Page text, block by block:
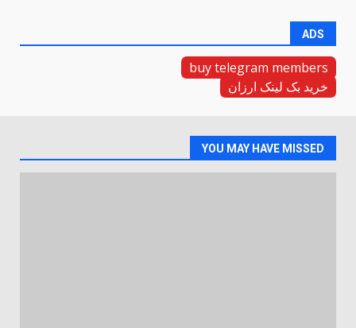
ADS
buy telegram members
خرید بک لینک ارزان
YOU MAY HAVE MISSED